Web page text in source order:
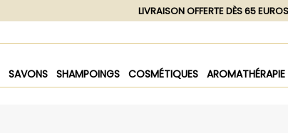
LIVRAISON OFFERTE DÈS 65 EUROS
SAVONS SHAMPOINGS COSMÉTIQUES AROMATHÉRAPIE